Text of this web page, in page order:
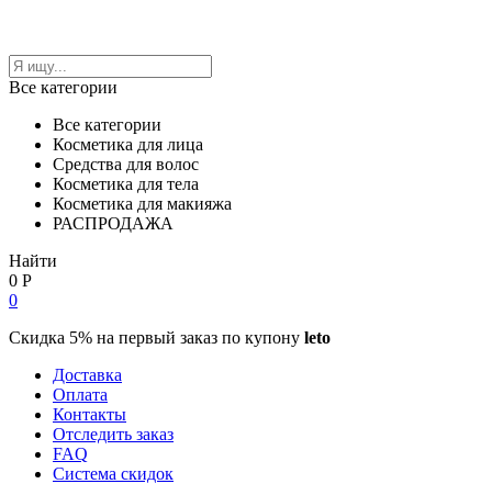
Все категории
Все категории
Косметика для лица
Средства для волос
Косметика для тела
Косметика для макияжа
РАСПРОДАЖА
Найти
0 Р
0
Скидка 5% на первый заказ по купону leto
Доставка
Оплата
Контакты
Отследить заказ
FAQ
Система скидок